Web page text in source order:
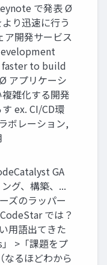
で発表 Ø
り迅速に行う
ア開発サービス
to build
アプリケーシ
雑化する開発
ex. CI/CD環
ボレーション,
GA
グ、構築、...
ズのラッパー
では？
用語出てきた
>「課題をプ
なるほどわから